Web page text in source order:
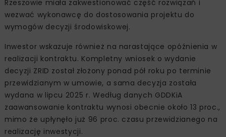
Rzeszowie miała zakwestionować część rozwiązań i
wezwać wykonawcę do dostosowania projektu do
wymogów decyzji środowiskowej.
Inwestor wskazuje również na narastające opóźnienia w
realizacji kontraktu. Kompletny wniosek o wydanie
decyzji ZRID został złożony ponad pół roku po terminie
przewidzianym w umowie, a sama decyzja została
wydana w lipcu 2025 r. Według danych GDDKiA
zaawansowanie kontraktu wynosi obecnie około 13 proc.,
mimo że upłynęło już 96 proc. czasu przewidzianego na
realizację inwestycji.